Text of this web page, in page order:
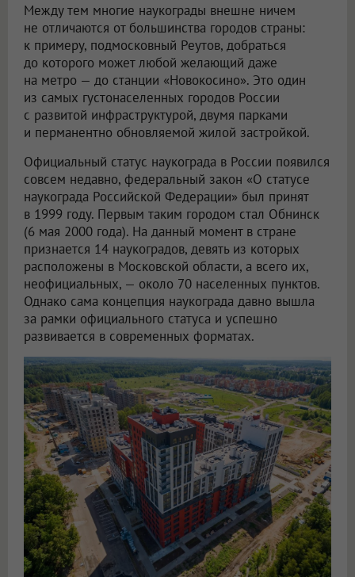
Между тем многие наукограды внешне ничем
не отличаются от большинства городов страны:
к примеру, подмосковный Реутов, добраться
до которого может любой желающий даже
на метро — до станции «Новокосино». Это один
из самых густонаселенных городов России
с развитой инфраструктурой, двумя парками
и перманентно обновляемой жилой застройкой.
Официальный статус наукограда в России появился
совсем недавно, федеральный закон «О статусе
наукограда Российской Федерации» был принят
в 1999 году. Первым таким городом стал Обнинск
(6 мая 2000 года). На данный момент в стране
признается 14 наукоградов, девять из которых
расположены в Московской области, а всего их,
неофициальных, — около 70 населенных пунктов.
Однако сама концепция наукограда давно вышла
за рамки официального статуса и успешно
развивается в современных форматах.